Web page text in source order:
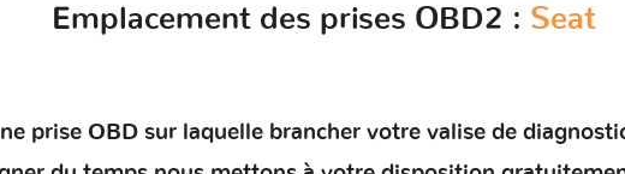
Emplacement des prises OBD2 : Seat
prise OBD sur laquelle brancher votre valise de